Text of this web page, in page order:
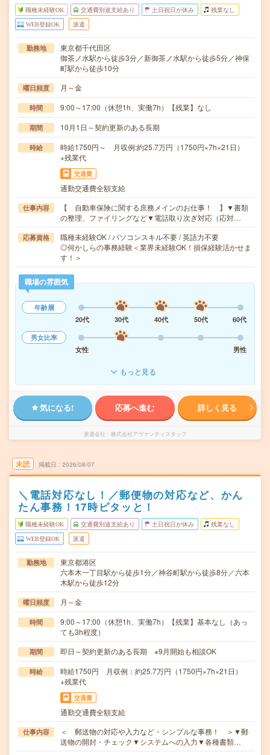
職種未経験OK 交通費別途支給あり 土日祝日が休み 残業なし
WEB登録OK 派遣
勤務地
東京都千代田区
御茶ノ水駅から徒歩3分／新御茶ノ水駅から徒歩5分／神保
町駅から徒歩10分
曜日頻度 月～金
時間 9:00～17:00（休憩1h、実働7h）【残業】なし
期間 10月1日～契約更新のある長期
時給
時給1750円～ 月収例:約25.7万円（1750円×7h×21日）
+残業代
交通費
通勤交通費全額支給
仕事内容
【 自動車保険に関する庶務メインのお仕事！ 】▼書類
の整理、ファイリングなど▼電話取り次ぎ対応（応対…
応募資格
職種未経験OK / パソコンスキル不要 / 英語力不要
◎何かしらの事務経験＜業界未経験OK！損保経験活かせま
す！＞
職場の雰囲気
年齢層
20代
30代 40代 50代
60代
男女比率
女性
男性
もっと見る
気になる! 応募へ進む 詳しく見る
派遣会社 株式会社アヴァンティスタッフ
未読 掲載日 2026/08/07
＼電話対応なし！／郵便物の対応など、かん
たん事務！17時ピタッと！
職種未経験OK 交通費別途支給あり 土日祝日が休み 残業なし
WEB登録OK 派遣
勤務地
東京都港区
六本木一丁目駅から徒歩1分／神谷町駅から徒歩8分／六本
木駅から徒歩12分
曜日頻度 月～金
時間
9:00～17:00（休憩1h、実働7h）【残業】基本なし（あっ
ても3h程度）
期間 即日～契約更新のある長期 ※9月開始も相談OK
時給
時給1750円 月収例：約25.7万円（1750円×7h×21日）
+残業代
交通費
通勤交通費全額支給
仕事内容
＜ 郵送物の対応や入力など・シンプルな事務！ ＞▼郵
送物の開封・チェック▼システムへの入力▼各種書類…